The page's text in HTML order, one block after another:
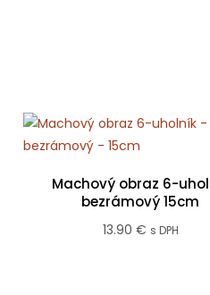
Machový obraz 6-
bezrámový 15cm
13.90 € s DPH